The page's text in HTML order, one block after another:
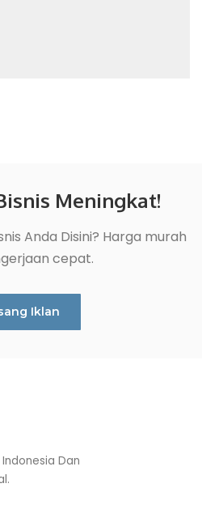
Meningkat!
Anda Disini? Harga murah
cepat.
Iklan
Dan